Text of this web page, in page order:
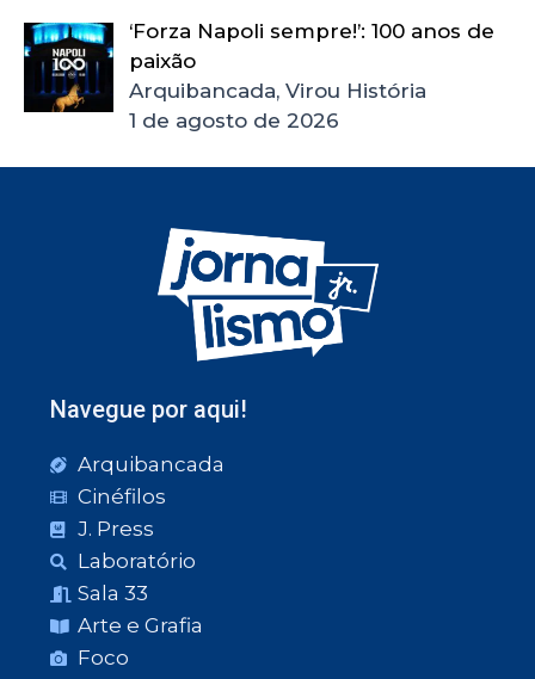
‘Forza Napoli sempre!’: 100 anos de
paixão
Arquibancada, Virou História
1 de agosto de 2026
Navegue por aqui!
Arquibancada
Cinéfilos
J. Press
Laboratório
Sala 33
Arte e Grafia
Foco